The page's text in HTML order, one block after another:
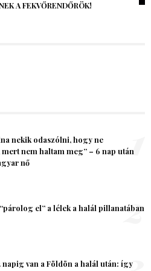
nekik odaszólni, hogy ne
mert nem haltam meg” – 6 nap után
nő
1
el” a lélek a halál pillanatában
2
napig van a Földön a halál után: így